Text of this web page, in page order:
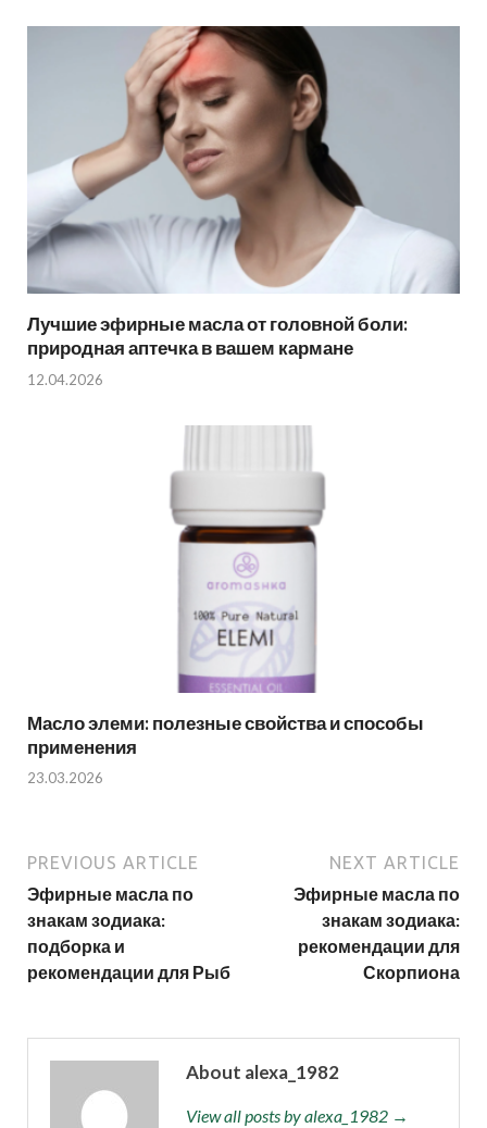
Лучшие эфирные масла от головной боли:
природная аптечка в вашем кармане
12.04.2026
Масло элеми: полезные свойства и способы
применения
23.03.2026
PREVIOUS ARTICLE
Эфирные масла по
знакам зодиака:
подборка и
рекомендации для Рыб
NEXT ARTICLE
Эфирные масла по
знакам зодиака:
рекомендации для
Скорпиона
About alexa_1982
View all posts by alexa_1982 →